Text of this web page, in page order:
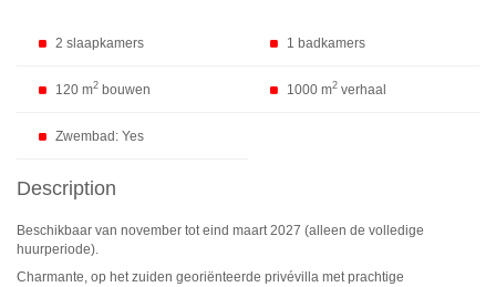
2 slaapkamers 1 badkamers
120 m2 bouwen 1000 m2 verhaal
Zwembad: Yes
Description
Beschikbaar van november tot eind maart 2027 (alleen de volledige
huurperiode).
Charmante, op het zuiden georiënteerde privévilla met prachtige